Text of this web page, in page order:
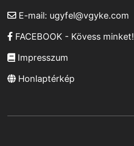
E-mail: ugyfel@vgyke.com
FACEBOOK - Kövess minket!
Impresszum
Honlaptérkép